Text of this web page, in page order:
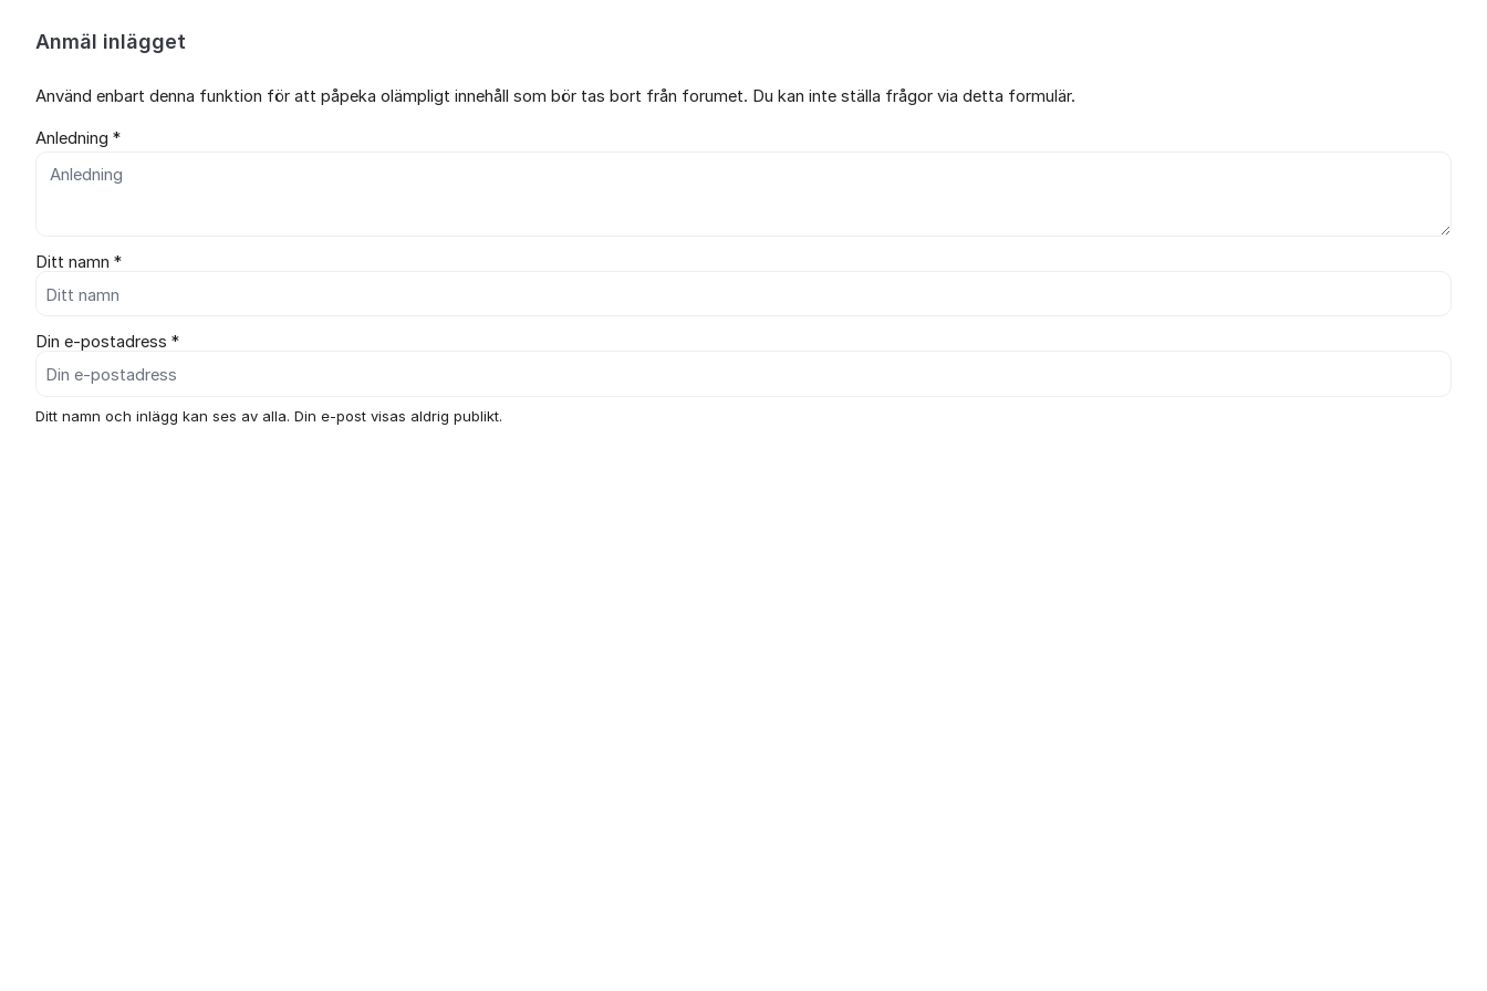
Anmäl inlägget
Använd enbart denna funktion för att påpeka olämpligt innehåll som bör tas bort från forumet. Du kan inte ställa frågor via detta formulär.
Anledning *
Ditt namn *
Din e-postadress *
Ditt namn och inlägg kan ses av alla. Din e-post visas aldrig publikt.